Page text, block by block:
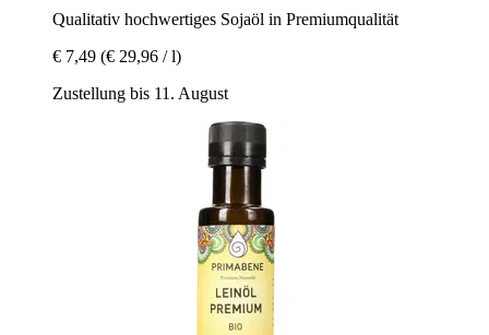
Qualitativ hochwertiges Sojaöl in Premiumqualität
€ 7,49 (€ 29,96 / l)
Zustellung bis 11. August